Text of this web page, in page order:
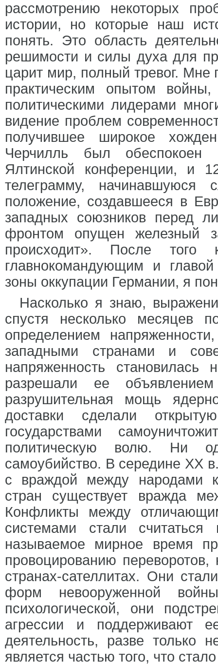
рассмотрению некоторых
истории, но которые наш
понять. Это область
решимости и силы духа для
царит мир, полный тревог. Мне
практическим опытом
политическими лидерами
видение проблем
получившее широкое
Черчилль был обеспокоен
Ялтинской конференции, и
телеграмму, начинавшуюся
положение, создавшееся в
западных союзников перед
фронтом опущен железный
происходит». После
главнокомандующим и
зоны оккупации Германии, я
Насколько я знаю,
спустя несколько месяцев
определением
западными странами и
напряженность становилась
разрешали ее
разрушительная мощь
доставки сделали
государствами
политическую волю. Ни
самоубийство. В середине XX
с враждой между народами
стран существует вражда
Конфликты между
системами стали
называемое мирное время
провоцированию
странах-сателлитах. Они
форм невооруженной
психологической, они
агрессии и поддерживают
деятельность, разве только
является частью того, что